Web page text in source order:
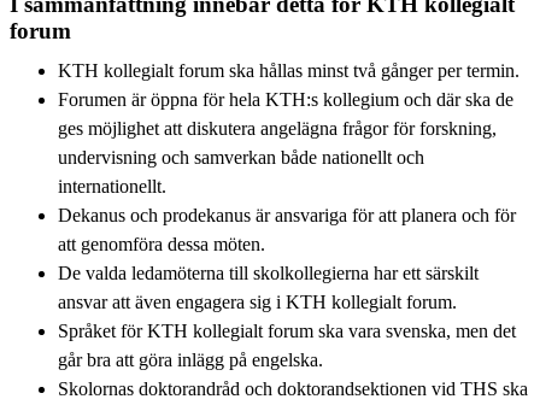
forum
KTH kollegialt forum ska hållas minst två gånger per termin.
Forumen är öppna för hela KTH:s kollegium och där ska de
ges möjlighet att diskutera angelägna frågor för forskning,
undervisning och samverkan både nationellt och
internationellt.
Dekanus och prodekanus är ansvariga för att planera och för
att genomföra dessa möten.
De valda ledamöterna till skolkollegierna har ett särskilt
ansvar att även engagera sig i KTH kollegialt forum.
Språket för KTH kollegialt forum ska vara svenska, men det
går bra att göra inlägg på engelska.
Skolornas doktorandråd och doktorandsektionen vid THS ska